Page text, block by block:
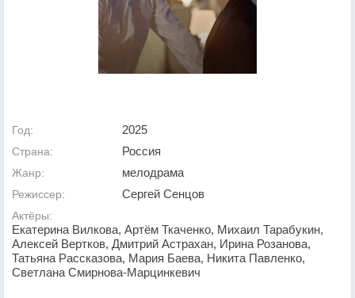
Год: 2025
Страна: Россия
Жанр: мелодрама
Режиссер: Сергей Сенцов
Актёры:
Екатерина Вилкова, Артём Ткаченко, Михаил Тарабукин,
Алексей Вертков, Дмитрий Астрахан, Ирина Розанова,
Татьяна Рассказова, Мария Баева, Никита Павленко,
Светлана Смирнова-Марцинкевич